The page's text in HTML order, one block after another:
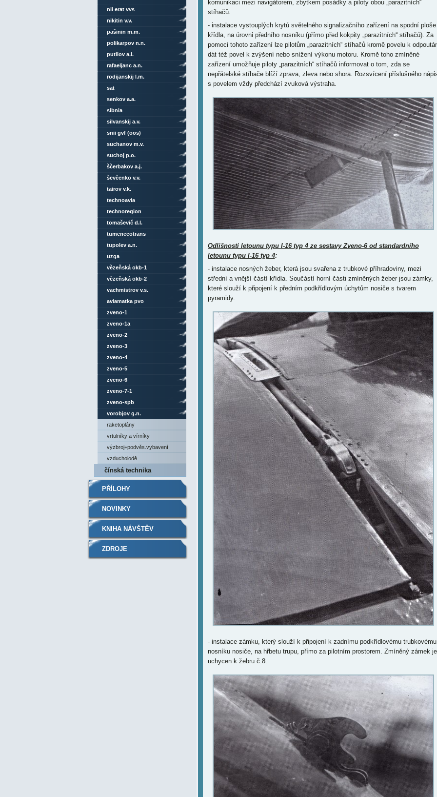
komunikaci mezi navigátorem, zbytkem posádky a piloty obou „parazitních“
stíhačů.
- instalace vystouplých krytů světelného signalizačního zařízení na spodní ploše
křídla, na úrovni předního nosníku (přímo před kokpity „parazitních“ stíhačů). Za
pomoci tohoto zařízení lze pilotům „parazitních“ stíhačů kromě povelu k
dát též povel k zvýšení nebo snížení výkonu motoru. Kromě toho zmíněné
zařízení umožňuje piloty „parazitních“ stíhačů informovat o tom, zda se
nepřátelské stíhače blíží zprava, zleva nebo shora. Rozsvícení příslušného
s povelem vždy předchází zvuková výstraha.
Odlišnosti letounu typu I-16 typ 4 ze sestavy Zveno-6 od standardního
letounu typu I-16 typ 4:
- instalace nosných žeber, která jsou svařena z trubkové příhradoviny, mezi
střední a vnější částí křídla. Součástí horní části zmíněných žeber jsou zámky,
které slouží k připojení k předním podkřídlovým úchytům nosiče s tvarem
pyramidy.
- instalace zámku, který slouží k připojení k zadnímu podkřídlovému trubkovému
nosníku nosiče, na hřbetu trupu, přímo za pilotním prostorem. Zmíněný zámek je
uchycen k žebru č.8.
nii erat vvs
nikitin v.v.
pašinin m.m.
polikarpov n.n.
putilov a.i.
rafaeljanc a.n.
rodijanskij l.m.
sat
senkov a.a.
sibnia
silvanskij a.v.
snii gvf (oos)
suchanov m.v.
suchoj p.o.
ščerbakov a.j.
ševčenko v.v.
tairov v.k.
technoavia
technoregion
tomaševič d.l.
tumenecotrans
tupolev a.n.
uzga
vězeňská okb-1
vězeňská okb-2
vachmistrov v.s.
aviamatka pvo
zveno-1
zveno-1a
zveno-2
zveno-3
zveno-4
zveno-5
zveno-6
zveno-7-1
zveno-spb
vorobjov g.n.
raketoplány
vrtulníky a vírníky
výzbroj+podvěs.vybavení
vzducholodě
čínská technika
PŘÍLOHY
NOVINKY
KNIHA NÁVŠTĚV
ZDROJE